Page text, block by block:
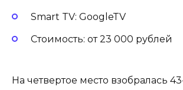
Smart TV: GoogleTV
Стоимость: от 23 000 рублей
На четвертое место взобралась